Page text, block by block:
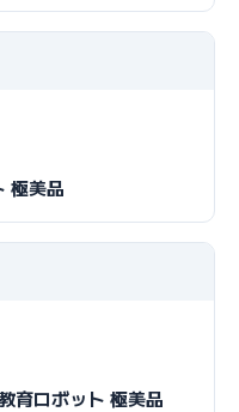
極美品
育ロボット 極美品